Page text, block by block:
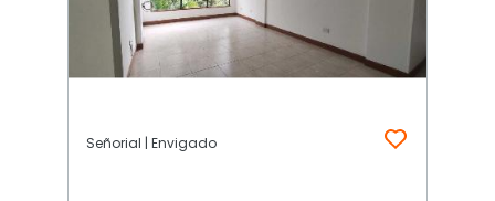
Señorial | Envigado